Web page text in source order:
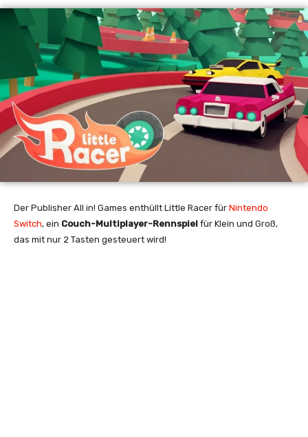
Der Publisher All in! Games enthüllt Little Racer für Nintendo
Switch, ein Couch-Multiplayer-Rennspiel für Klein und Groß,
das mit nur 2 Tasten gesteuert wird!